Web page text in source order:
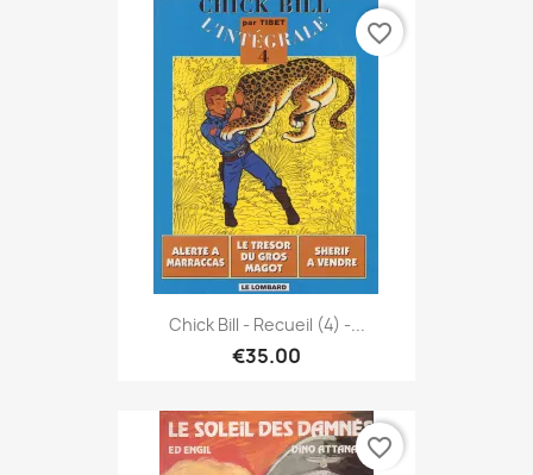
Chick Bill - Recueil (4) -...
€35.00
favorite_border
favorite_border